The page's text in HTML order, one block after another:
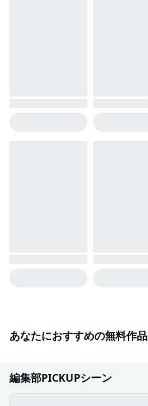
あなたにおすすめの無料作品
編集部PICKUPシーン